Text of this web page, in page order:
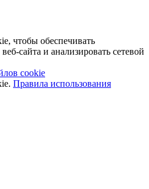
чтобы обеспечивать
сайта и анализировать сетевой
cookie
Правила использования